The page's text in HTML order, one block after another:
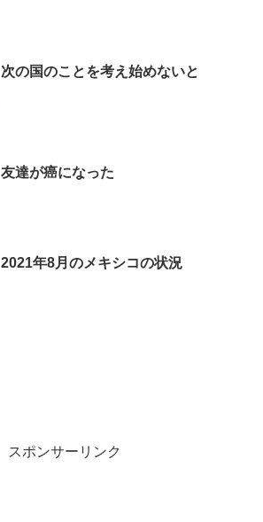
次の国のことを考え始めないと
友達が癌になった
2021年8月のメキシコの状況
スポンサーリンク